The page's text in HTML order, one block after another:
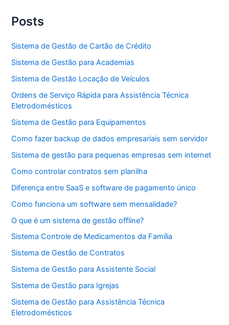
Posts
Sistema de Gestão de Cartão de Crédito
Sistema de Gestão para Academias
Sistema de Gestão Locação de Veículos
Ordens de Serviço Rápida para Assistência Técnica
Eletrodomésticos
Sistema de Gestão para Equipamentos
Como fazer backup de dados empresariais sem servidor
Sistema de gestão para pequenas empresas sem internet
Como controlar contratos sem planilha
Diferença entre SaaS e software de pagamento único
Como funciona um software sem mensalidade?
O que é um sistema de gestão offline?
Sistema Controle de Medicamentos da Família
Sistema de Gestão de Contratos
Sistema de Gestão para Assistente Social
Sistema de Gestão para Igrejas
Sistema de Gestão para Assistência Técnica
Eletrodomésticos